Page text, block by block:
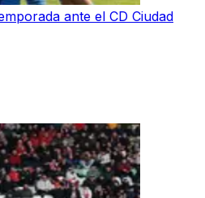
ante el CD Ciudad